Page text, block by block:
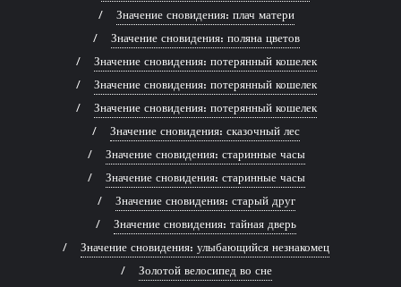
Значение сновидения: плач матери
Значение сновидения: поляна цветов
Значение сновидения: потерянный кошелек
Значение сновидения: потерянный кошелек
Значение сновидения: потерянный кошелек
Значение сновидения: сказочный лес
Значение сновидения: старинные часы
Значение сновидения: старинные часы
Значение сновидения: старый друг
Значение сновидения: тайная дверь
Значение сновидения: улыбающийся незнакомец
Золотой велосипед во сне